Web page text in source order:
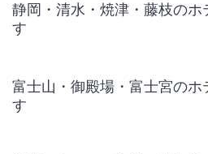
静岡・清水・焼津・藤枝のホ
す
富士山・御殿場・富士宮のホ
す